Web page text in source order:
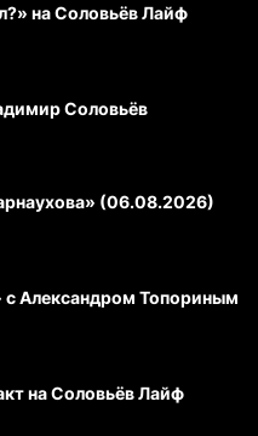
на Соловьёв Лайф
Соловьёв
(06.08.2026)
Александром Топориным
на Соловьёв Лайф